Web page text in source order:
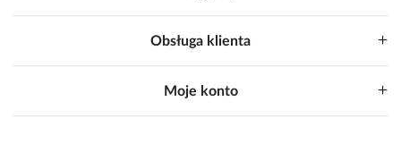
Obsługa klienta
Moje konto